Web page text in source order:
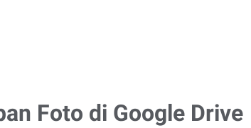
Foto di Google Drive